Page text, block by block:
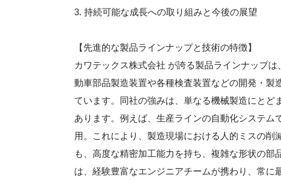
3. 持続可能な成長への取り組みと今後の展望
【先進的な製品ラインナップと技術の特徴】
カワテックス株式会社 が誇る製品ラインナップ
動車部品製造装置や各種検査装置などの開発・製
ています。同社の強みは、単なる機械製造にとど
あります。例えば、生産ラインの自動化システ
用。これにより、製造現場における人的ミスの
も、高度な精密加工能力を持ち、複雑な形状の
は、経験豊富なエンジニアチームが携わり、常